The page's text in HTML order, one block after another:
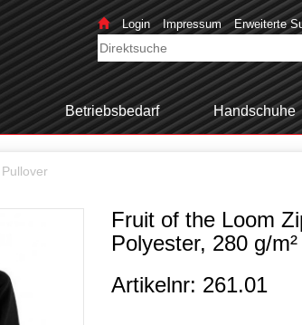
Login Impressum Erweiterte
Betriebsbedarf Handschuhe
Pullover
Fruit of the Loom
Polyester, 280 g/m²
Artikelnr: 261.01